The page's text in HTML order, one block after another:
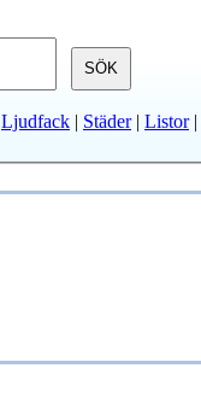
Ljudfack | Städer| Listor|